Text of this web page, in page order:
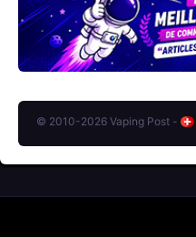
© 2010-2026 Vaping Post -